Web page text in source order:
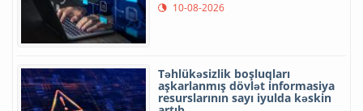
10-08-2026
Təhlükəsizlik boşluqları
aşkarlanmış dövlət informasiya
resurslarının sayı iyulda kəskin